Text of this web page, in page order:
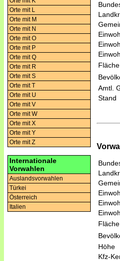
Orte mit L
Orte mit M
Orte mit N
Orte mit O
Orte mit P
Orte mit Q
Orte mit R
Orte mit S
Orte mit T
Orte mit U
Orte mit V
Orte mit W
Orte mit X
Orte mit Y
Orte mit Z
Internationale
Vorwahlen
Auslandsvorwahlen
Türkei
Österreich
Italien
Fläche
Amtl.
Stand
Fläche
Höhe
Kfz-